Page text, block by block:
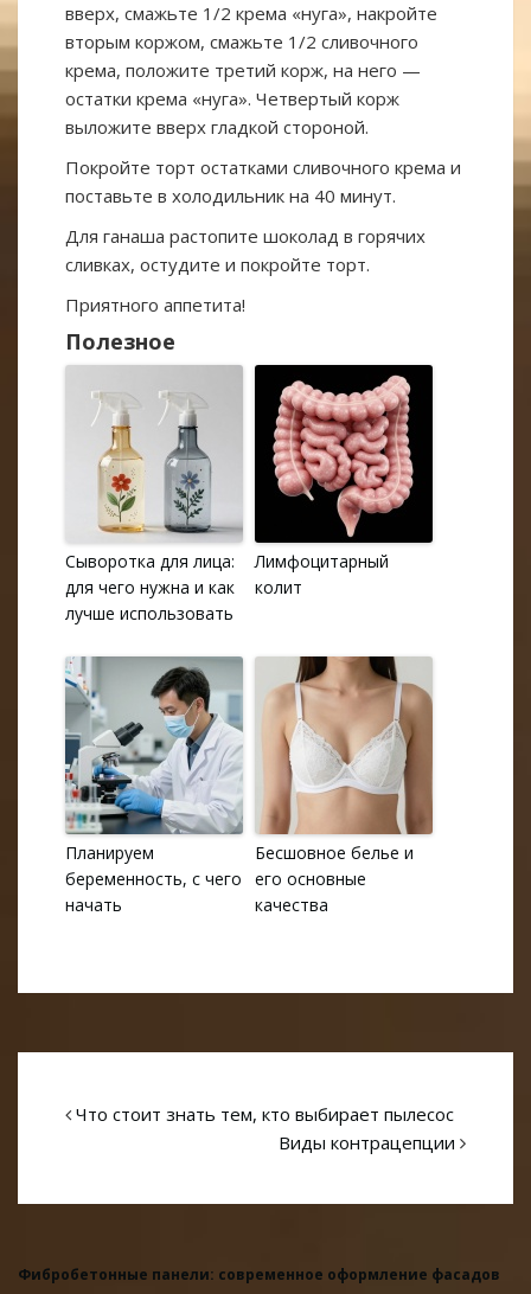
вверх, смажьте 1/2 крема «нуга», накройте
вторым коржом, смажьте 1/2 сливочного
крема, положите третий корж, на него —
остатки крема «нуга». Четвертый корж
выложите вверх гладкой стороной.
Покройте торт остатками сливочного крема и
поставьте в холодильник на 40 минут.
Для ганаша растопите шоколад в горячих
сливках, остудите и покройте торт.
Приятного аппетита!
Полезное
Сыворотка для лица:
для чего нужна и как
лучше использовать
Лимфоцитарный
колит
Планируем
беременность, с чего
начать
Бесшовное белье и
его основные
качества
Что стоит знать тем, кто выбирает пылесос
Виды контрацепции
Фибробетонные панели: современное оформление фасадов